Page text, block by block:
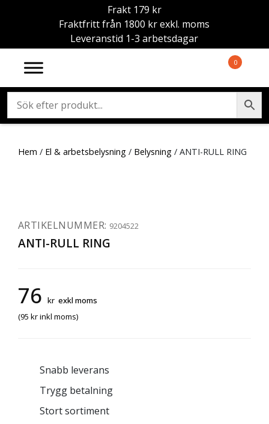
Frakt 179 kr
Fraktfritt från 1800 kr exkl. moms
Leveranstid 1-3 arbetsdagar
0
Hem / El & arbetsbelysning/ Belysning/ ANTI-RULL RING
ARTIKELNUMMER: 9204522
ANTI-RULL RING
76 kr exkl moms
(95 krinkl moms)
Snabb leverans
Trygg betalning
Stort sortiment